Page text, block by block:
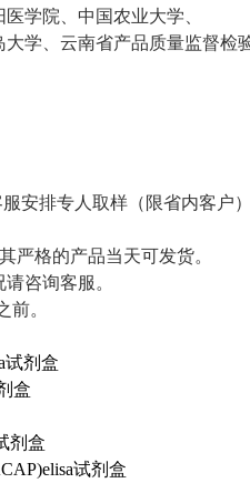
学院、中国农业大学、
学、云南省产品质量监督检
安排专人取样（限省内客户）
严格的产品当天可发货。
咨询客服。
前。
试剂盒
盒
剂盒
试剂盒